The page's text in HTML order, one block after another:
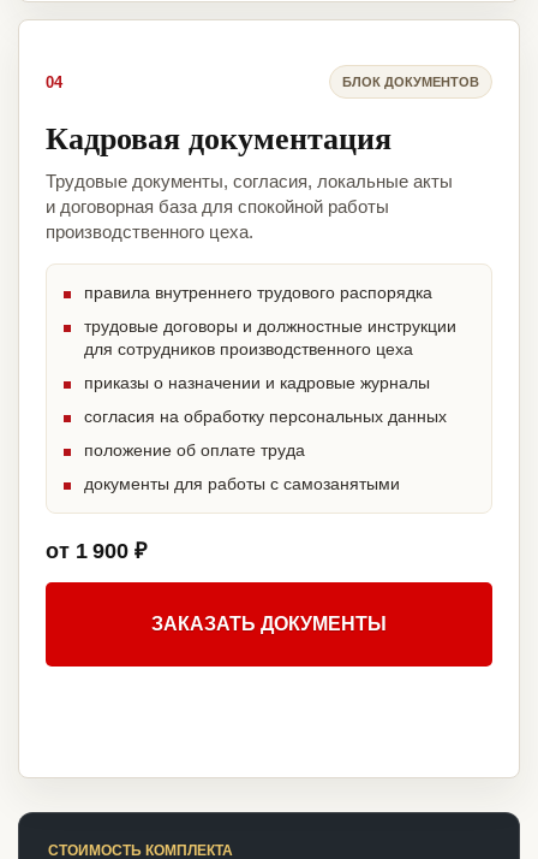
04 БЛОК ДОКУМЕНТОВ
Кадровая документация
Трудовые документы, согласия, локальные акты
и договорная база для спокойной работы
производственного цеха.
правила внутреннего трудового распорядка
трудовые договоры и должностные инструкции
для сотрудников производственного цеха
приказы о назначении и кадровые журналы
согласия на обработку персональных данных
положение об оплате труда
документы для работы с самозанятыми
от 1 900 ₽
ЗАКАЗАТЬ ДОКУМЕНТЫ
СТОИМОСТЬ КОМПЛЕКТА